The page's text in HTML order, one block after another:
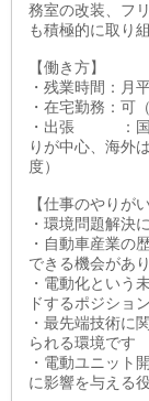
務室の改装、フ
も積極的に取り
【働き方】
・残業時間：月
・在宅勤務：可
・出張 ：国内
りが中心、海外
度）
【仕事のやりが
・環境問題解決
・自動車産業の
できる機会があ
・電動化という
ドするポジショ
・最先端技術に
られる環境です
・電動ユニット
に影響を与える